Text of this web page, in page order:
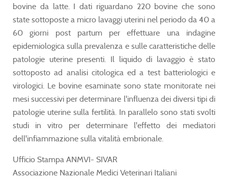
bovine da latte. I dati riguardano 220 bovine che sono
state sottoposte a micro lavaggi uterini nel periodo da 40 a
60 giorni post partum per effettuare una indagine
epidemiologica sulla prevalenza e sulle caratteristiche delle
patologie uterine presenti. Il liquido di lavaggio è stato
sottoposto ad analisi citologica ed a test batteriologici e
virologici. Le bovine esaminate sono state monitorate nei
mesi successivi per determinare l'influenza dei diversi tipi di
patologie uterine sulla fertilità. In parallelo sono stati svolti
studi in vitro per determinare l'effetto dei mediatori
dell'infiammazione sulla vitalità embrionale.
Ufficio Stampa ANMVI- SIVAR
Associazione Nazionale Medici Veterinari Italiani